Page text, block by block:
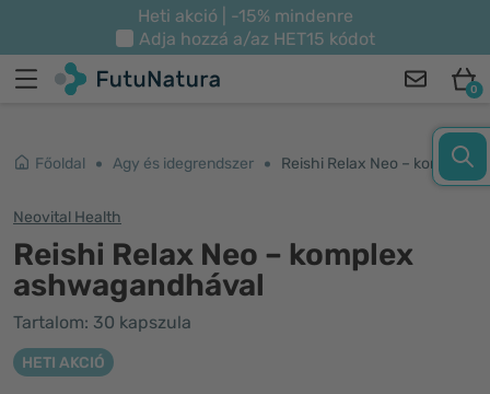
Heti akció | -15% mindenre
Adja hozzá a/az HET15 kódot
0
Főoldal Agy és idegrendszer Reishi Relax Neo – komplex ashwagandhával
Neovital Health
Reishi Relax Neo – komplex
ashwagandhával
Tartalom: 30 kapszula
HETI AKCIÓ